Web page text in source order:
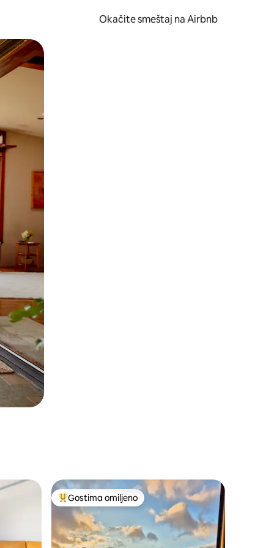
Okačite smeštaj na Airbnb
prevlačenjem.
Najuspešniji među gostima omiljenim
Gostima omiljeno